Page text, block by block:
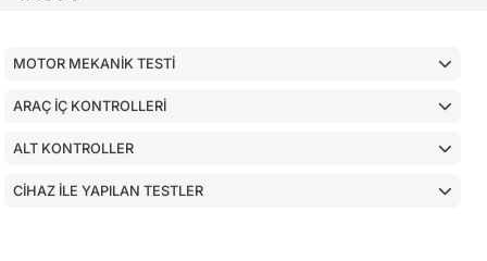
MOTOR MEKANİK TESTİ
ARAÇ İÇ KONTROLLERİ
ALT KONTROLLER
CİHAZ İLE YAPILAN TESTLER